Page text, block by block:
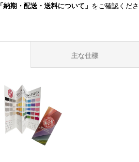
「納期・配送・送料について」 をご確認くださ
主な仕様